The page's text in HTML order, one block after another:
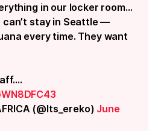
in our locker room…
can’t stay in Seattle —
every time. They want
(@Its_ereko) June